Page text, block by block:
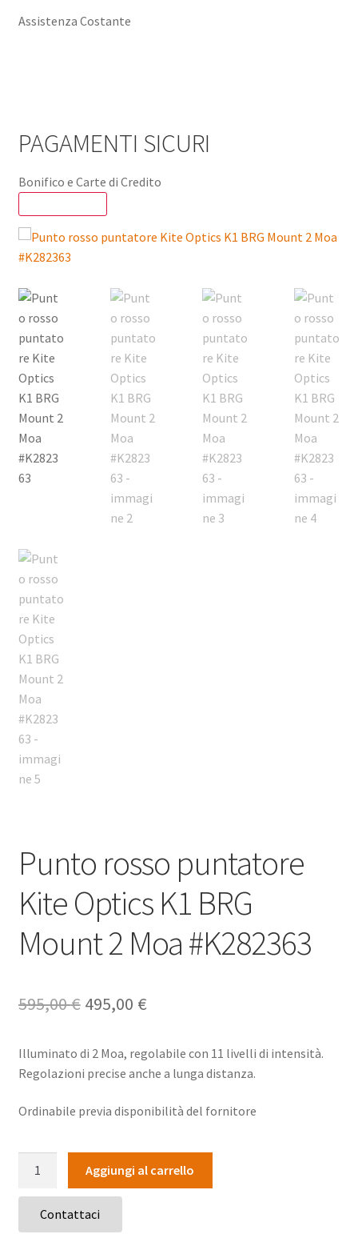
Assistenza Costante
PAGAMENTI SICURI
Bonifico e Carte di Credito
Punto rosso puntatore
Kite Optics K1 BRG
Mount 2 Moa #K282363
595,00€ Il
originale
595,00 €.
495,00 €Il
attuale
495,00 €.
Illuminato di 2 Moa, regolabile con 11 livelli di intensità.
Regolazioni precise anche a lunga distanza.
Ordinabile previa disponibilità del fornitore
puntatore
Kite
Aggiungi al carrello
Contattaci